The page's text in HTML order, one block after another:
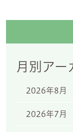
月別アー
2026年8月
2026年7月